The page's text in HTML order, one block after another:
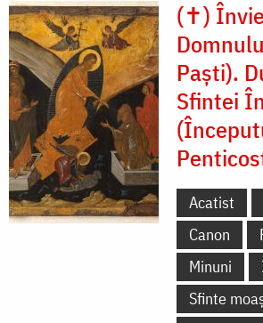
(✝)
Paști).
Sfintei
Acatist
Canon
Minuni
Sfinte